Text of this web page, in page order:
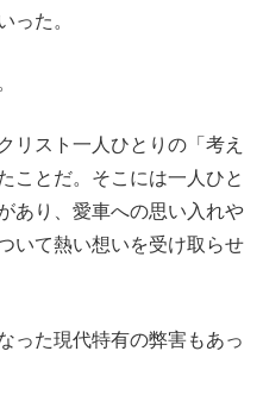
った。
リスト一人ひとりの「考え
ことだ。そこには一人ひと
あり、愛車への思い入れや
いて熱い想いを受け取らせ
った現代特有の弊害もあっ